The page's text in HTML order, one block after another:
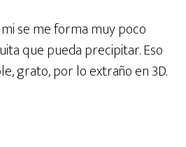
se me forma muy poco
que pueda precipitar. Eso
grato, por lo extraño en 3D.